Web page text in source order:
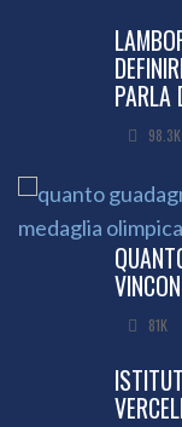
PARLA
98.3K
81K